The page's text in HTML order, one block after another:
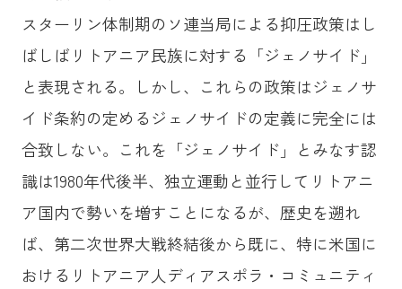
スターリン体制期のソ連当局による抑圧政策はし
ばしばリトアニア民族に対する「ジェノサイド」
と表現される。しかし、これらの政策はジェノサ
イド条約の定めるジェノサイドの定義に完全には
合致しない。これを「ジェノサイド」とみなす認
識は1980年代後半、独立運動と並行してリトアニ
ア国内で勢いを増すことになるが、歴史を遡れ
ば、第二次世界大戦終結後から既に、特に米国に
おけるリトアニア人ディアスポラ・コミュニティ